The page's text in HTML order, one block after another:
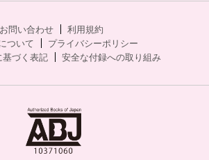
お問い合わせ
利用規約
ついて
プライバシーポリシー
づく表記
安全な付録への取り組み